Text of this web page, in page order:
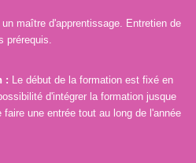
maître d'apprentissage. Entretien de
prérequis.
: Le début de la formation est fixé en
d'intégrer la formation jusque
une entrée tout au long de l'année